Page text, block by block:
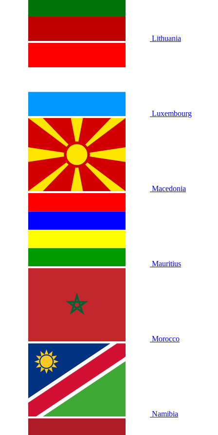
Lithuania
Luxembourg
Macedonia
Mauritius
Morocco
Namibia